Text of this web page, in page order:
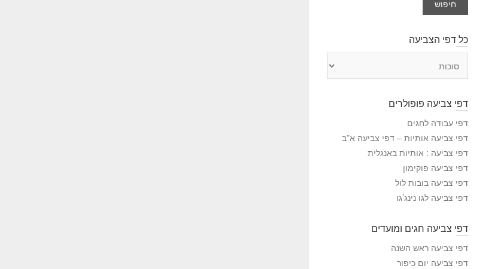
חיפוש
כל דפי הצביעה
י
ה
צ
י
ע
ה
דפי צביעה פופולרים
דפי עבודה לחגים
דפי צביעה אותיות – דפי צביעה א”ב
דפי צביעה : אותיות באנגלית
דפי צביעה פוקימון
דפי צביעה בובות לול
דפי צביעה לגו נינג’גו
דפי צביעה חגים ומועדים
דפי צביעה ראש השנה
דפי צביעה יום כיפור